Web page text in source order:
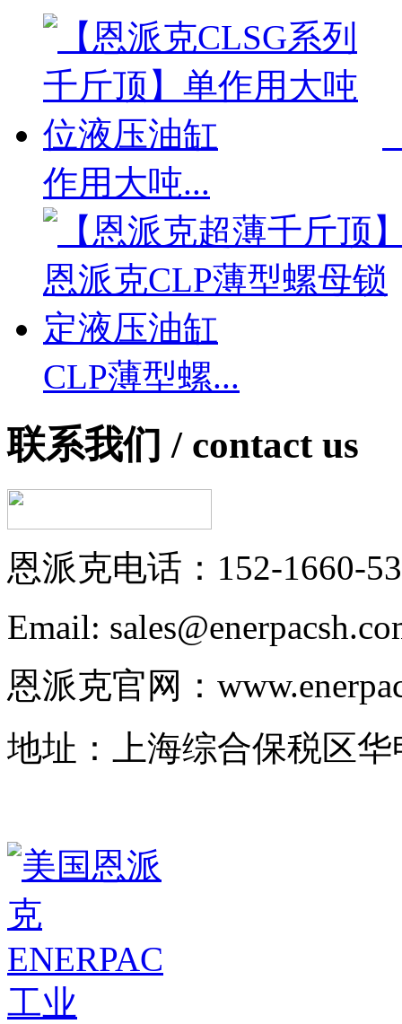
作用大吨...
CLP薄型螺...
联系我们 / contact us
恩派克电话：152-1660-
Email:
恩派克官网：
地址：上海综合保税区华